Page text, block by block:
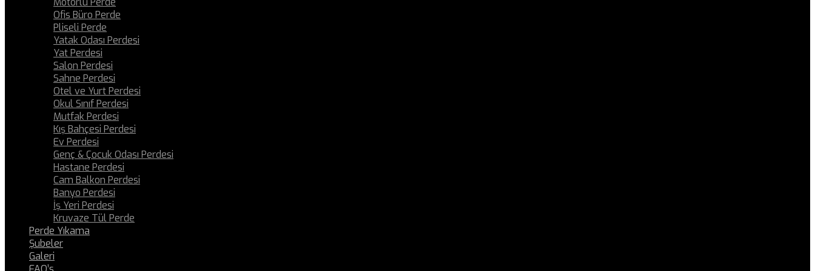
Ofis Büro Perde
Pliseli Perde
Yatak Odası Perdesi
Yat Perdesi
Salon Perdesi
Sahne Perdesi
Otel ve Yurt Perdesi
Okul Sınıf Perdesi
Mutfak Perdesi
Kış Bahçesi Perdesi
Ev Perdesi
Genç & Çocuk Odası Perdesi
Hastane Perdesi
Cam Balkon Perdesi
Banyo Perdesi
İş Yeri Perdesi
Kruvaze Tül Perde
Perde Yıkama
Şubeler
Galeri